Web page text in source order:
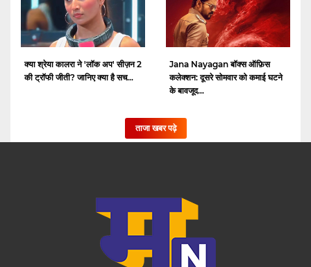
क्या श्रेया कालरा ने 'लॉक अप' सीज़न 2
की ट्रॉफी जीती? जानिए क्या है सच...
Jana Nayagan बॉक्स ऑफ़िस
कलेक्शन: दूसरे सोमवार को कमाई घटने
के बावजूद...
ताजा खबर पढ़े